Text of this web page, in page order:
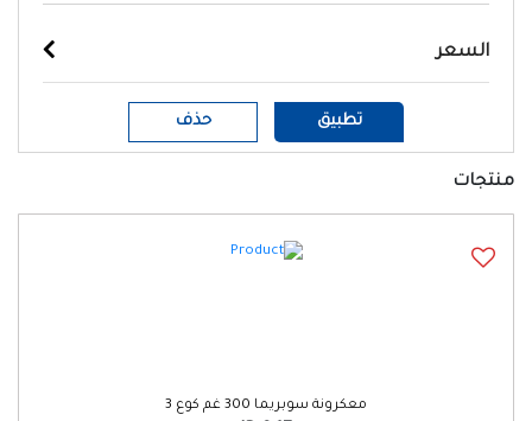
السعر
تطبيق حذف
منتجات
معكرونة سوبريما 300 غم كوع 3